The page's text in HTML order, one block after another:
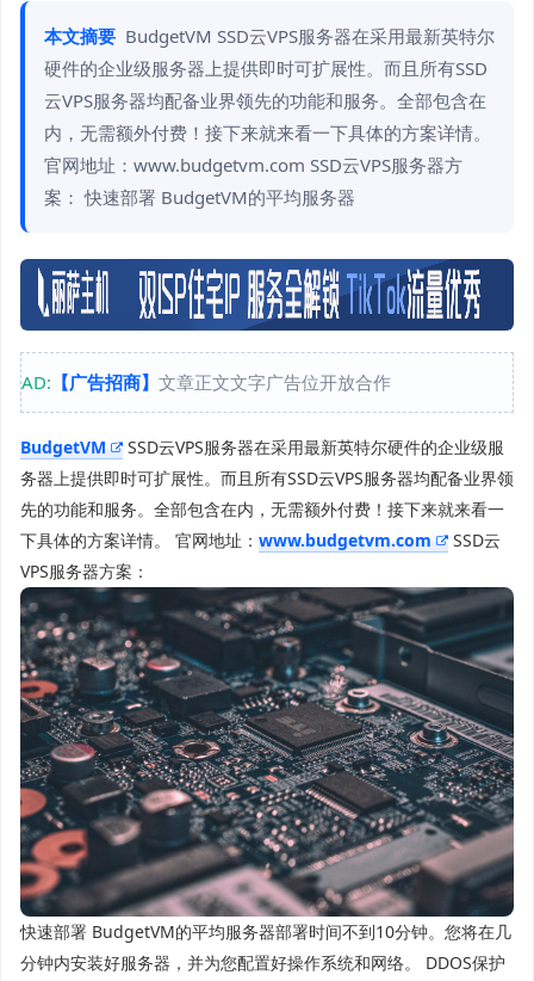
本文摘要 BudgetVM SSD云VPS服务器在采用最新英特尔
硬件的企业级服务器上提供即时可扩展性。而且所有SSD
云VPS服务器均配备业界领先的功能和服务。全部包含在
内，无需额外付费！接下来就来看一下具体的方案详情。
官网地址：www.budgetvm.com SSD云VPS服务器方
案： 快速部署 BudgetVM的平均服务器
AD: 【广告招商】 文章正文文字广告位开放合作
BudgetVM
SSD云VPS服务器在采用最新英特尔硬件的企业级服
务器上提供即时可扩展性。而且所有SSD云VPS服务器均配备业界领
先的功能和服务。全部包含在内，无需额外付费！接下来就来看一
下具体的方案详情。 官网地址： www.budgetvm.com
SSD云
VPS服务器方案：
快速部署 BudgetVM的平均服务器部署时间不到10分钟。您将在几
分钟内安装好服务器，并为您配置好操作系统和网络。 DDOS保护